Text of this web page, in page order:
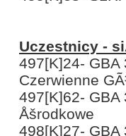
Uczestnicy -
497[K]24-
Czerwienne
497[K]62-
Åšrodkowe
498[K]27-